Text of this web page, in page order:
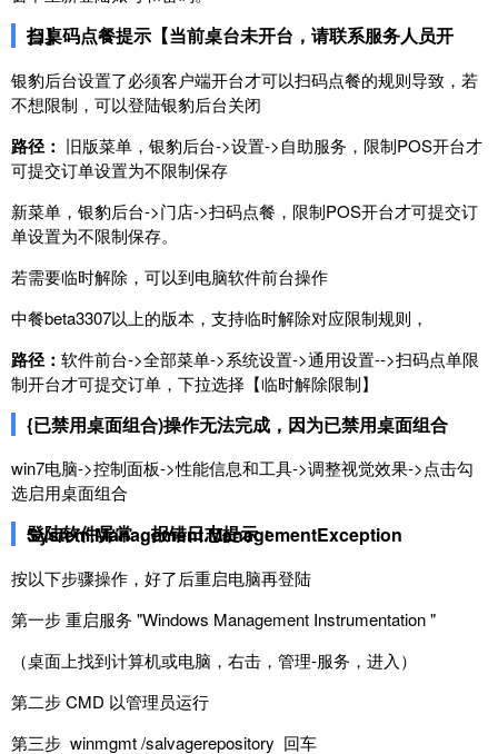
扫桌码点餐提示【当前桌台未开台，请联系服务人员开台】
银豹后台设置了必须客户端开台才可以扫码点餐的规则导致，若
不想限制，可以登陆银豹后台关闭
路径： 旧版菜单，银豹后台->设置->自助服务，限制POS开台才
可提交订单设置为不限制保存
新菜单，银豹后台->门店->扫码点餐，限制POS开台才可提交订
单设置为不限制保存。
若需要临时解除，可以到电脑软件前台操作
中餐beta3307以上的版本，支持临时解除对应限制规则，
路径： 软件前台->全部菜单->系统设置->通用设置-->扫码点单限
制开台才可提交订单，下拉选择【临时解除限制】
{已禁用桌面组合)操作无法完成，因为已禁用桌面组合
win7电脑->控制面板->性能信息和工具->调整视觉效果->点击勾
选启用桌面组合
登陆软件异常，报错日志提示：
System.Management.ManagementException
按以下步骤操作，好了后重启电脑再登陆
第一步 重启服务 "Windows Management Instrumentation "
（桌面上找到计算机或电脑，右击，管理-服务，进入）
第二步 CMD 以管理员运行
第三步 winmgmt /salvagerepository 回车